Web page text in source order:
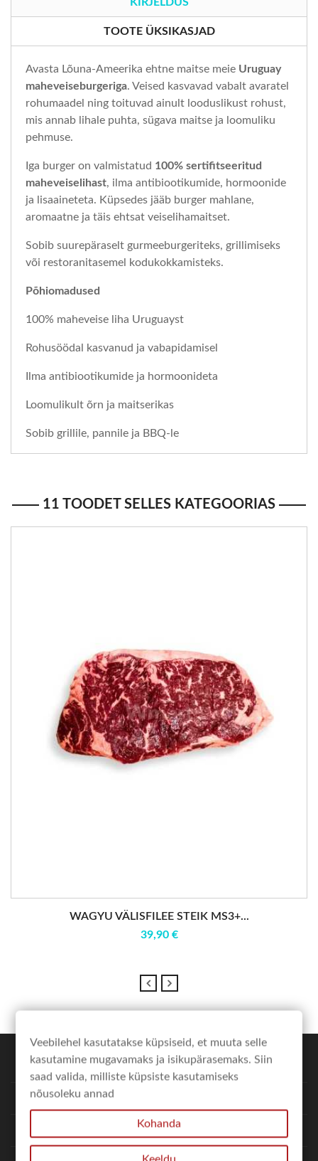
KIRJELDUS
TOOTE ÜKSIKASJAD
Avasta Lõuna‑Ameerika ehtne maitse meie Uruguay
maheveiseburgeriga. Veised kasvavad vabalt avaratel
rohumaadel ning toituvad ainult looduslikust rohust,
mis annab lihale puhta, sügava maitse ja loomuliku
pehmuse.
Iga burger on valmistatud 100% sertifitseeritud
maheveiselihast, ilma antibiootikumide, hormoonide
ja lisaaineteta. Küpsedes jääb burger mahlane,
aromaatne ja täis ehtsat veiselihamaitset.
Sobib suurepäraselt gurmeeburgeriteks, grillimiseks
või restoranitasemel kodukokkamisteks.
Põhiomadused
100% maheveise liha Uruguayst
Rohusöödal kasvanud ja vabapidamisel
Ilma antibiootikumide ja hormoonideta
Loomulikult õrn ja maitserikas
Sobib grillile, pannile ja BBQ‑le
11 TOODET SELLES KATEGOORIAS
WAGYU VÄLISFILEE STEIK MS3+...
39,90 €
POE INFO
MINU KONTO
Veebilehel kasutatakse küpsiseid, et muuta selle
kasutamine mugavamaks ja isikupärasemaks. Siin
saad valida, milliste küpsiste kasutamiseks
nõusoleku annad
Kohanda